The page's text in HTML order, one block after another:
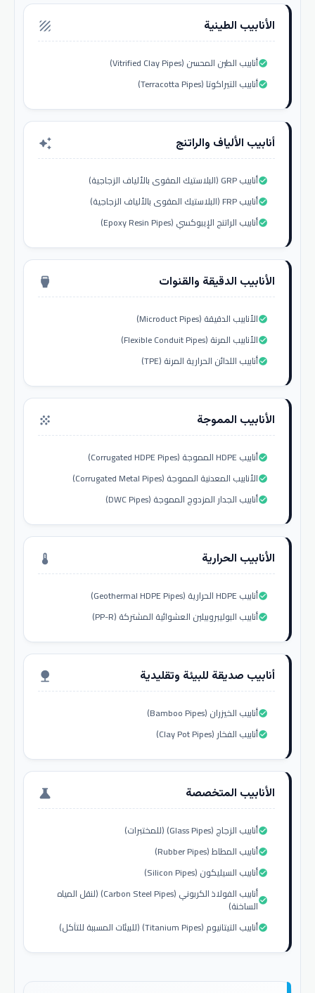
الأنابيب الطينية texture
أنابيب الطين المحسن (Vitrified Clay Pipes)check_circle
أنابيب التيراكوتا (Terracotta Pipes)check_circle
أنابيب الألياف والراتنج auto_awesome
أنابيب GRP (البلاستيك المقوى بالألياف الزجاجية)check_circle
أنابيب FRP (البلاستيك المقوى بالألياف الزجاجية)check_circle
أنابيب الراتنج الإيبوكسي (Epoxy Resin Pipes)check_circle
الأنابيب الدقيقة والقنوات settings_input_hdmi
الأنابيب الدقيقة (Microduct Pipes)check_circle
الأنابيب المرنة (Flexible Conduit Pipes)check_circle
أنابيب اللدائن الحرارية المرنة (TPE)check_circle
الأنابيب المموجة grain
أنابيب HDPE المموجة (Corrugated HDPE Pipes)check_circle
الأنابيب المعدنية المموجة (Corrugated Metal Pipes)check_circle
أنابيب الجدار المزدوج المموجة (DWC Pipes)check_circle
الأنابيب الحرارية thermostat
أنابيب HDPE الحرارية (Geothermal HDPE Pipes)check_circle
أنابيب البوليبروبيلين العشوائية المشتركة (PP-R)check_circle
أنابيب صديقة للبيئة وتقليدية nature
أنابيب الخيزران (Bamboo Pipes)check_circle
أنابيب الفخار (Clay Pot Pipes)check_circle
الأنابيب المتخصصة science
أنابيب الزجاج (Glass Pipes) (للمختبرات)check_circle
أنابيب المطاط (Rubber Pipes)check_circle
أنابيب السيليكون (Silicon Pipes)check_circle
أنابيب الفولاذ الكربوني (Carbon Steel Pipes) (لنقل المياه
الساخنة)check_circle
أنابيب التيتانيوم (Titanium Pipes) (للبيئات المسببة للتآكل)check_circle